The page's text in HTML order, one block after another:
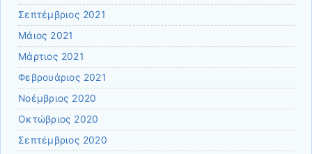
Σεπτέμβριος 2021
Μάιος 2021
Μάρτιος 2021
Φεβρουάριος 2021
Νοέμβριος 2020
Οκτώβριος 2020
Σεπτέμβριος 2020